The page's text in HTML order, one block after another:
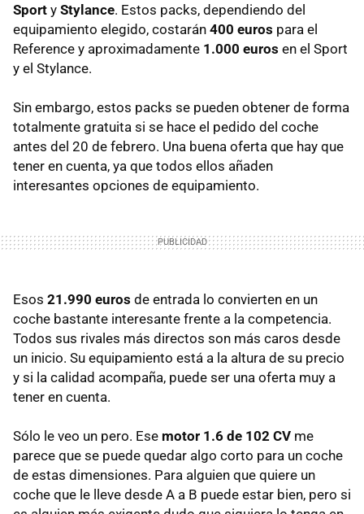
Sport y Stylance. Estos packs, dependiendo del
equipamiento elegido, costarán 400 euros para el
Reference y aproximadamente 1.000 euros en el Sport
y el Stylance.
Sin embargo, estos packs se pueden obtener de forma
totalmente gratuita si se hace el pedido del coche
antes del 20 de febrero. Una buena oferta que hay que
tener en cuenta, ya que todos ellos añaden
interesantes opciones de equipamiento.
Esos 21.990 euros de entrada lo convierten en un
coche bastante interesante frente a la competencia.
Todos sus rivales más directos son más caros desde
un inicio. Su equipamiento está a la altura de su precio
y si la calidad acompaña, puede ser una oferta muy a
tener en cuenta.
Sólo le veo un pero. Ese motor 1.6 de 102 CV me
parece que se puede quedar algo corto para un coche
de estas dimensiones. Para alguien que quiere un
coche que le lleve desde A a B puede estar bien, pero si